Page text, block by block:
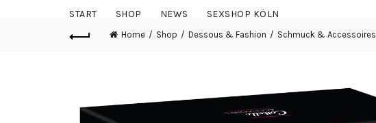
START SHOP NEWS SEXSHOP KÖLN
Home Shop Dessous & Fashion Schmuck & Accessoires